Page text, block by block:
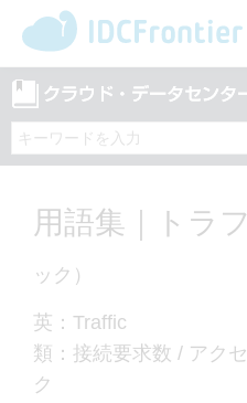
用語集｜トラ
ック）
英：Traffic
類：接続要求数 / アク
ク